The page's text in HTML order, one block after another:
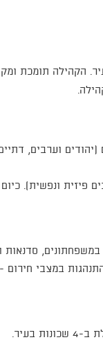
הקהילה תומכת
וערבים, דתיים
פיזית ונפשית). כיום
סדנאות
במצבי חירום